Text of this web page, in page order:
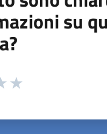
su
stelle la pagina